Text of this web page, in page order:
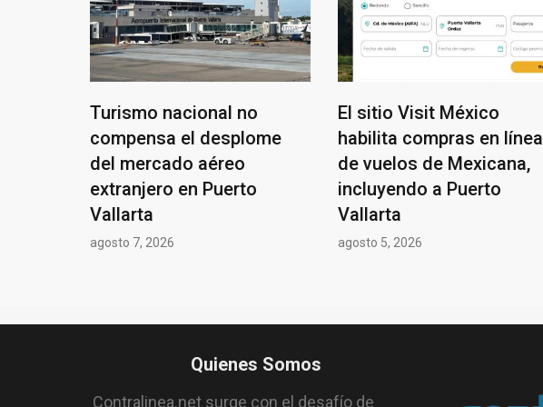
Turismo nacional no
compensa el desplome
del mercado aéreo
extranjero en Puerto
Vallarta
agosto 7, 2026
El sitio Visit México
habilita compras en línea
de vuelos de Mexicana,
incluyendo a Puerto
Vallarta
agosto 5, 2026
Quienes Somos
Contralinea.net surge con el desafío de